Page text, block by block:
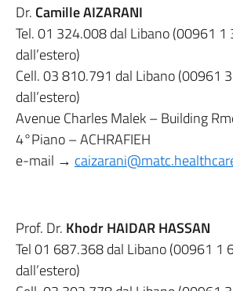
Dr. Camille AIZARANI
Tel. 01 324.008 dal Libano (00961
dall’estero)
Cell. 03 810.791 dal Libano (00961
dall’estero)
Avenue Charles Malek – Building
4°Piano – ACHRAFIEH
e-mail →
Prof. Dr. Khodr HAIDAR HASSAN
Tel 01 687.368 dal Libano (00961 1
dall’estero)